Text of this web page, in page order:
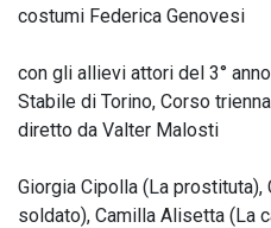
costumi Federica Genovesi
con gli allievi attori del 3°
Stabile di Torino, Corso
diretto da Valter Malosti
Giorgia Cipolla (La
soldato), Camilla Alisetta (La